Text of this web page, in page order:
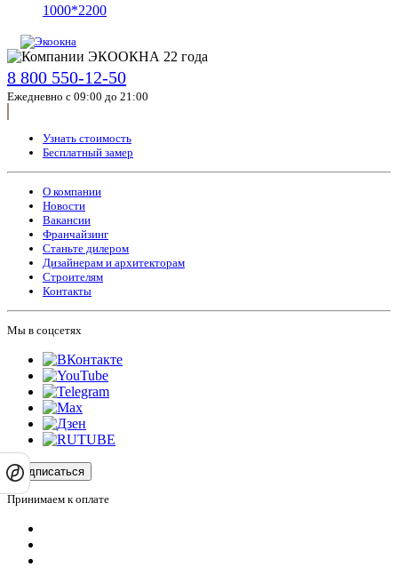
1000*2200
8 800 550-12-50
Ежедневно с 09:00 до 21:00
Узнать стоимость
Бесплатный замер
О компании
Новости
Вакансии
Франчайзинг
Станьте дилером
Дизайнерам и архитекторам
Строителям
Контакты
Мы в соцсетях
Подписаться
Принимаем к оплате